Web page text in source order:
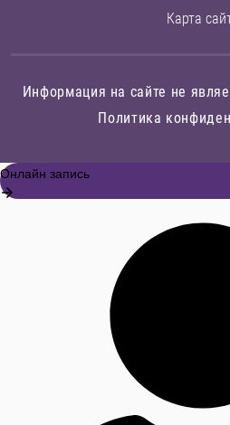
Карта
Информация на сайте не
Политика